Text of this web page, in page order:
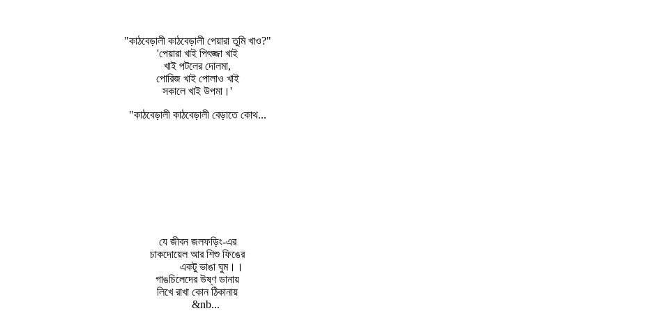
"কাঠবেড়ালী কাঠবেড়ালী পেয়ারা তুমি খাও?"
'পেয়ারা খাই পিৎজ্জা খাই
খাই পটলের দোলমা,
পোরিজ খাই পোলাও খাই
সকালে খাই উপমা।'
"কাঠবেড়ালী কাঠবেড়ালী বেড়াতে কোথ...
যে জীবন জলফড়িং-এর
চাকদোয়েল আর শিশু ফিঙের
একটু ভাঙা ঘুম।।
গাঙচিলেদের উষ্ণ ডানায়
লিখে রাখা কোন ঠিকানায়
&nb...